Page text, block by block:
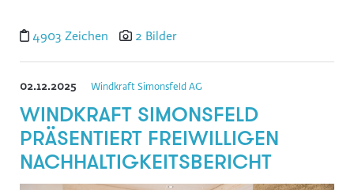
4903 Zeichen 2 Bilder
02.12.2025 Windkraft Simonsfeld AG
WINDKRAFT SIMONSFELD
PRÄSENTIERT FREIWILLIGEN
NACHHALTIGKEITSBERICHT